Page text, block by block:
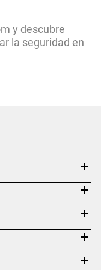
y descubre
la seguridad en